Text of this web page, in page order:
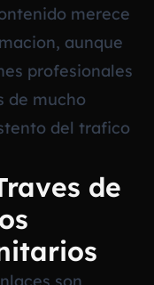
merece
aunque
profesionales
de mucho
del trafico
de
son